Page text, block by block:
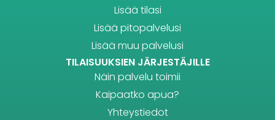
Lisää tilasi
Lisää pitopalvelusi
Lisää muu palvelusi
TILAISUUKSIEN JÄRJESTÄJILLE
Näin palvelu toimii
Kaipaatko apua?
Yhteystiedot